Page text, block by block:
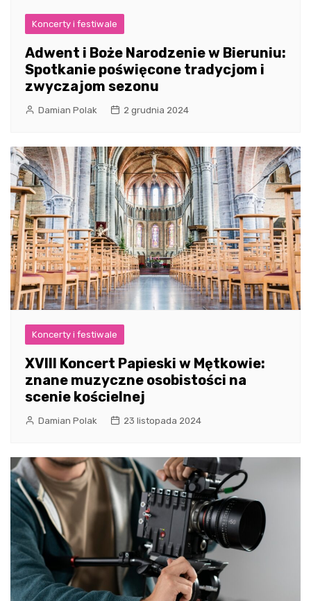
Koncerty i festiwale
Adwent i Boże Narodzenie w Bieruniu:
Spotkanie poświęcone tradycjom i
zwyczajom sezonu
Damian Polak 2 grudnia 2024
Koncerty i festiwale
XVIII Koncert Papieski w Mętkowie:
znane muzyczne osobistości na
scenie kościelnej
Damian Polak 23 listopada 2024